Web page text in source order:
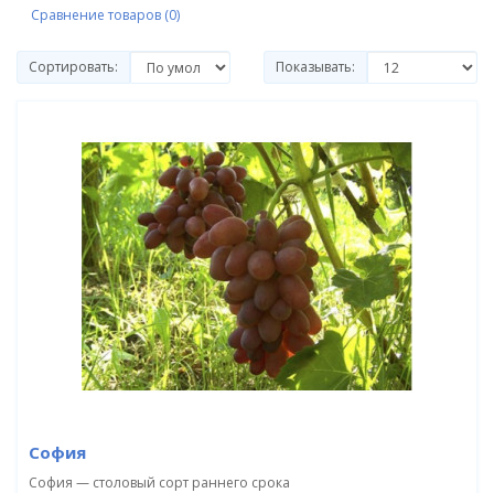
Сравнение товаров (0)
Сортировать: Показывать:
София
София — столовый сорт раннего срока